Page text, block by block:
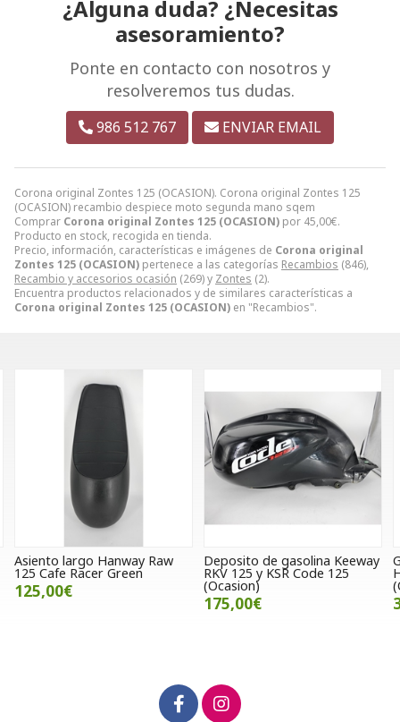
Corona original Zontes 125 (OCASION). Corona original Zontes 125
(OCASION) recambio despiece moto segunda mano sqem
Comprar Corona original Zontes 125 (OCASION) por 45,00€.
Producto en stock, recogida en tienda.
Precio, información, características e imágenes de Corona original
Zontes 125 (OCASION) pertenece a las categorías Recambios (846),
Recambio y accesorios ocasión (269) y Zontes (2).
Encuentra productos relacionados y de similares características a
Corona original Zontes 125 (OCASION) en "Recambios".
¿Alguna duda? ¿Necesitas
asesoramiento?
Ponte en contacto con nosotros y
resolveremos tus dudas.
986 512 767 ENVIAR EMAIL
Deposito de gasolina Keeway
RKV 125 y KSR Code 125
(Ocasion)
175,00€
Guardabarros delantero
Hanway Furious 125
(Ocasión)
35,00€